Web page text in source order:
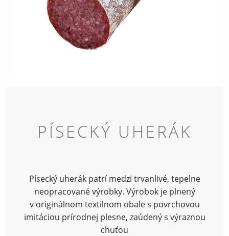
PÍSECKÝ UHERÁK
Písecký uherák patrí medzi trvanlivé, tepelne
neopracované výrobky. Výrobok je plnený
v originálnom textilnom obale s povrchovou
imitáciou prírodnej plesne, zaúdený s výraznou
chuťou